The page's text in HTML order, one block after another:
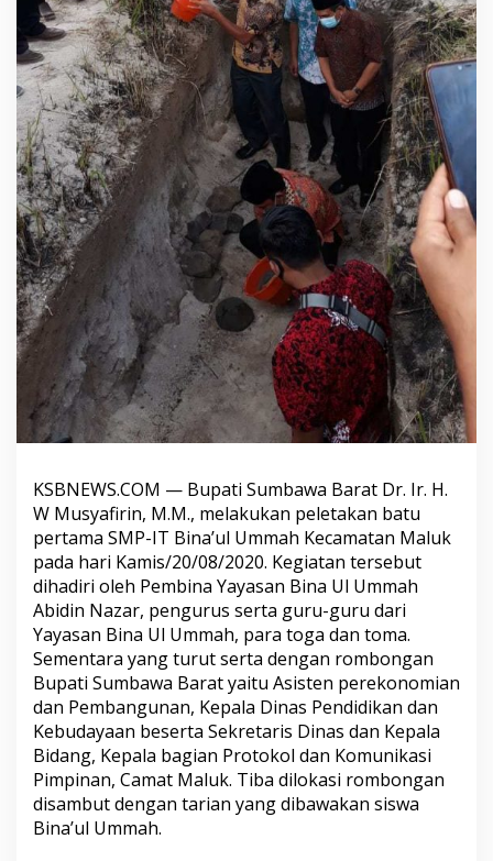
KSBNEWS.COM — Bupati Sumbawa Barat Dr. Ir. H.
W Musyafirin, M.M., melakukan peletakan batu
pertama SMP-IT Bina’ul Ummah Kecamatan Maluk
pada hari Kamis/20/08/2020. Kegiatan tersebut
dihadiri oleh Pembina Yayasan Bina Ul Ummah
Abidin Nazar, pengurus serta guru-guru dari
Yayasan Bina Ul Ummah, para toga dan toma.
Sementara yang turut serta dengan rombongan
Bupati Sumbawa Barat yaitu Asisten perekonomian
dan Pembangunan, Kepala Dinas Pendidikan dan
Kebudayaan beserta Sekretaris Dinas dan Kepala
Bidang, Kepala bagian Protokol dan Komunikasi
Pimpinan, Camat Maluk. Tiba dilokasi rombongan
disambut dengan tarian yang dibawakan siswa
Bina’ul Ummah.